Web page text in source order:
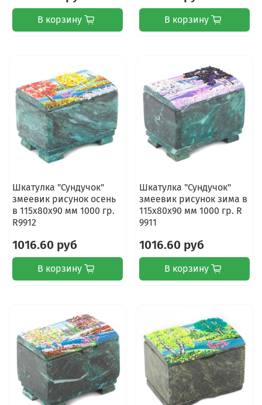
В корзину В корзину
Шкатулка "Сундучок"
змеевик рисунок осень
в 115х80х90 мм 1000 гр.
R9912
1016.60 руб
В корзину
Шкатулка "Сундучок"
змеевик рисунок зима в
115х80х90 мм 1000 гр. R
9911
1016.60 руб
В корзину